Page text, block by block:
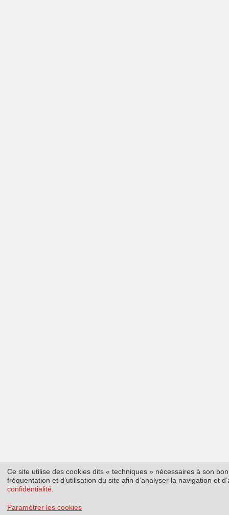
Ce site utilise des cookies dits « techniques » nécessaires à son
fréquentation et d’utilisation du site afin d’analyser la navigation et
confidentialité
Paramétrer les cookies